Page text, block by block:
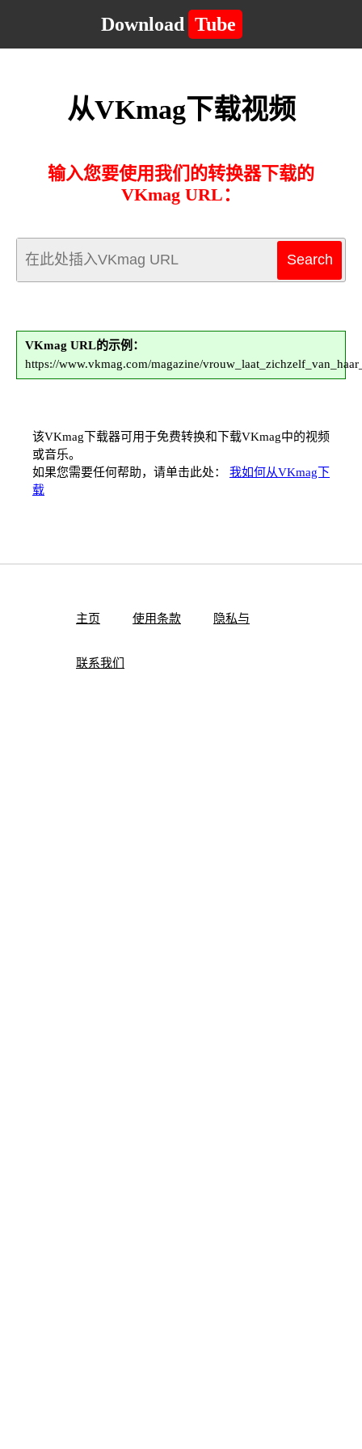
Download Tube
从VKmag下载视频
输入您要使用我们的转换器下载的
VKmag URL：
VKmag URL的示例：
https://www.vkmag.com/magazine/
该VKmag下载器可用于免费转换和下载VKmag中的视频
或音乐。
如果您需要任何帮助，请单击此处： 我如何从VKmag下
载
主页 使用条款 隐私与
联系我们